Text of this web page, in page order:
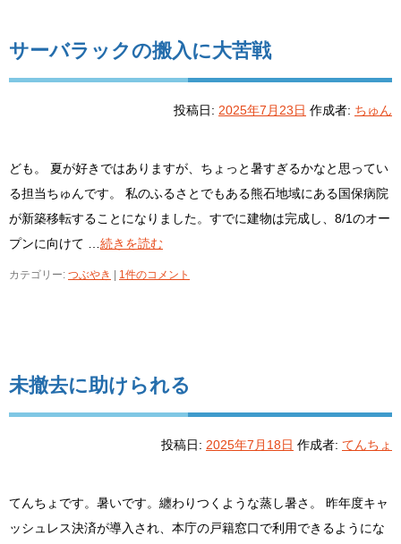
サーバラックの搬入に大苦戦
投稿日: 2025年7月23日 作成者: ちゅん
ども。 夏が好きではありますが、ちょっと暑すぎるかなと思ってい
る担当ちゅんです。 私のふるさとでもある熊石地域にある国保病院
が新築移転することになりました。すでに建物は完成し、8/1のオー
プンに向けて … 続きを読む
カテゴリー: つぶやき 1件のコメント
未撤去に助けられる
投稿日: 2025年7月18日 作成者: てんちょ
てんちょです。暑いです。纏わりつくような蒸し暑さ。 昨年度キャ
ッシュレス決済が導入され、本庁の戸籍窓口で利用できるようにな